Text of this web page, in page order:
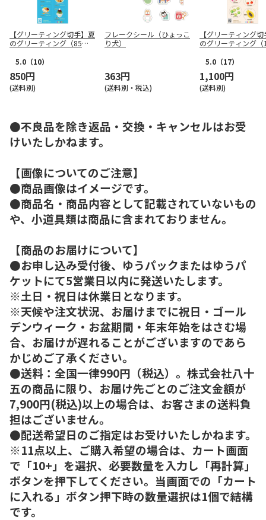
【グリーティング切手】夏
のグリーティング（85
5.0 （10）
850円
(送料別)
フレークシール（ひょっこ
り犬）
363円
(送料別・税込)
【グリーティング
のグリーティング（
5.0 （17）
1,100円
(送料別)
●不良品を除き返品・交換・キャンセルはお受
けいたしかねます。
【画像についてのご注意】
●商品画像はイメージです。
●商品名・商品内容として記載されていないもの
や、小道具類は商品に含まれておりません。
【商品のお届けについて】
●お申し込み受付後、ゆうパックまたはゆうパ
ケットにて5営業日以内に発送いたします。
※土日・祝日は休業日となります。
※天候や注文状況、お届けまでに祝日・ゴール
デンウィーク・お盆期間・年末年始をはさむ場
合、お届けが遅れることがございますのであら
かじめご了承ください。
●送料：全国一律990円（税込）。株式会社八十
五の商品に限り、お届け先ごとのご注文金額が
7,900円(税込)以上の場合は、お客さまの送料負
担はございません。
●配送希望日のご指定はお受けいたしかねます。
※11点以上、ご購入希望の場合は、カート画面
で「10+」を選択、必要数量を入力し「再計算」
ボタンを押下してください。当画面での「カート
に入れる」ボタン押下時の数量選択は1個で結構
です。